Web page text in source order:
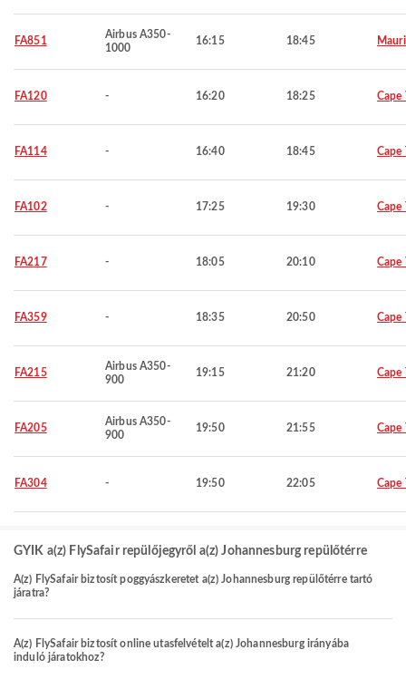
FA851
Airbus A350-
1000
16:15 18:45
FA120 - 16:20 18:25 Cape
FA114 - 16:40 18:45 Cape
FA102 - 17:25 19:30 Cape
FA217 - 18:05 20:10 Cape
FA359 - 18:35 20:50 Cape
FA215
Airbus A350-
900
19:15 21:20 Cape
FA205
Airbus A350-
900
19:50 21:55 Cape
FA304 - 19:50 22:05 Cape
GYIK a(z) FlySafair repülőjegyről a(z) Johannesburg repülőtérre
A(z) FlySafair biztosít poggyászkeretet a(z) Johannesburg repülőtérre tartó
járatra?
A(z) FlySafair biztosít online utasfelvételt a(z) Johannesburg irányába
induló járatokhoz?